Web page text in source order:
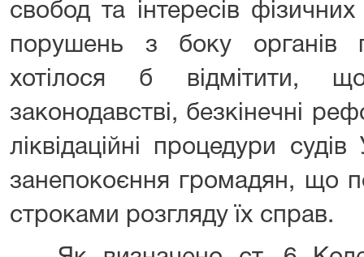
свобод та інтересів
порушень з боку органів
хотілося б відмітити,
законодавстві, безкінечні
ліквідаційні процедури
занепокоєння громадян, що
строками розгляду їх справ.